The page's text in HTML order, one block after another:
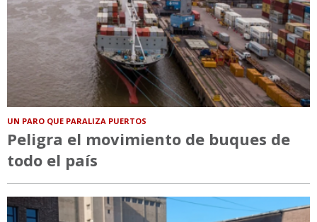
UN PARO QUE PARALIZA PUERTOS
Peligra el movimiento de buques de
todo el país